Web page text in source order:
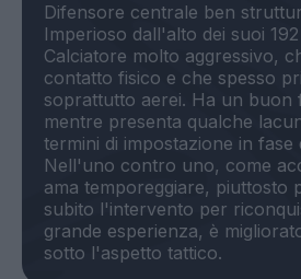
Difensore centrale ben
Imperioso dall'alto dei suoi
Calciatore molto aggressivo,
contatto fisico e che spesso
soprattutto aerei. Ha un buon
mentre presenta qualche
termini di impostazione in fase
Nell'uno contro uno, come
ama temporeggiare, piuttosto
subito l'intervento per
grande esperienza, è